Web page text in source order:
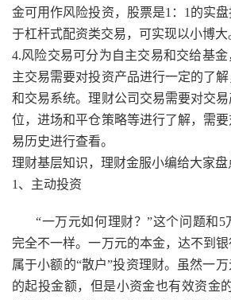
金可用作风险投资，股票是1：1的实
于杠杆式配资类交易，可实现以小博大
4.风险交易可分为自主交易和交给基
主交易需要对投资产品进行一定的了
和交易系统。理财公司交易需要对交
位，进场和平仓策略等进行了解，需
易历史进行查看。
理财基层知识，理财金服小编给大家盘
1、主动投资
“一万元如何理财？”这个问题和5
完全不一样。一万元的本金，达不到银
属于小额的“散户”投资理财。虽然一
的起投金额，但是小资金也有效资金